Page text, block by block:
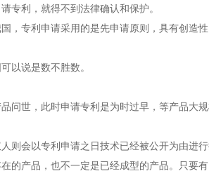
利，就得不到法律确认和保护。
专利申请采用的是先申请原则，具有创造
以说是数不胜数。
世，此时申请专利是为时过早，等产品大
会以专利申请之日技术已经被公开为由进行
产品，也不一定是已经成型的产品。只要有